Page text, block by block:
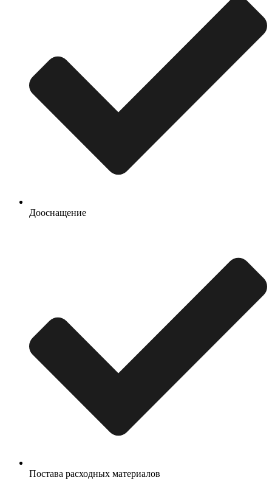
Дооснащение
Постава расходных материалов